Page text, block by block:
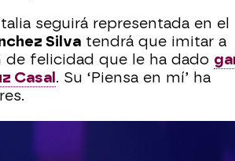
seguirá representada en el
Silva tendrá que imitar a
de felicidad que le ha dado
Casal . Su ‘Piensa en mí’ ha
el plató porque